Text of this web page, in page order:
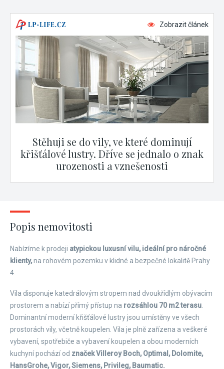
Zobrazit článek
Stěhuji se do vily, ve které dominují
křišťálové lustry. Dříve se jednalo o znak
urozenosti a vznešenosti
Popis nemovitosti
Nabízíme k prodeji atypickou luxusní vilu, ideální pro náročné
klienty,na rohovém pozemku v klidné a bezpečné lokalitě Prahy
4.
Vila disponuje katedrálovým stropem nad dvoukřídlým obývacím
prostorem a nabízí přímý přístup na rozsáhlou 70 m2 terasu
Dominantní moderní křišťálové lustry jsou umístěny ve všech
prostorách vily, včetně koupelen. Vila je plně zařízena a veškeré
vybavení, spotřebiče a vybavení koupelen a obou moderních
kuchyní pochází od značek Villeroy Boch, Optimal, Dolomite,
HansGrohe, Vigor, Siemens, Privileg, Baumatic.